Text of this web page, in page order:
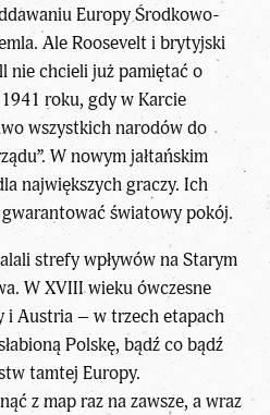
Europy Środkowo-
Ale Roosevelt i brytyjski
nie chcieli już pamiętać o
roku, gdy w Karcie
wszystkich narodów do
W nowym jałtańskim
największych graczy. Ich
gwarantować światowy pokój.
strefy wpływów na Starym
W XVIII wieku ówczesne
i Austria – w trzech etapach
Polskę, bądź co bądź
tamtej Europy.
z map raz na zawsze, a wraz